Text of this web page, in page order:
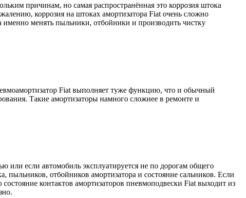
причинам, но самая распространённая это коррозия штока
коррозия на штоках амортизатора Fiat очень сложно
именно менять пыльники, отбойники и производить чистку
Fiat выполняет туже функцию, что и обычный
Такие амортизаторы намного сложнее в ремонте и
или если автомобиль эксплуатируется не по дорогам общего
пыльников, отбойников амортизатора и состояние сальников. Если
контактов амортизаторов пневмоподвески Fiat выходит из